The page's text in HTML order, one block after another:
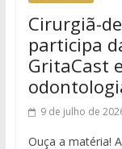
Cirurgiã-
participa
GritaCast
9 de julho de
Ouça a matéria!